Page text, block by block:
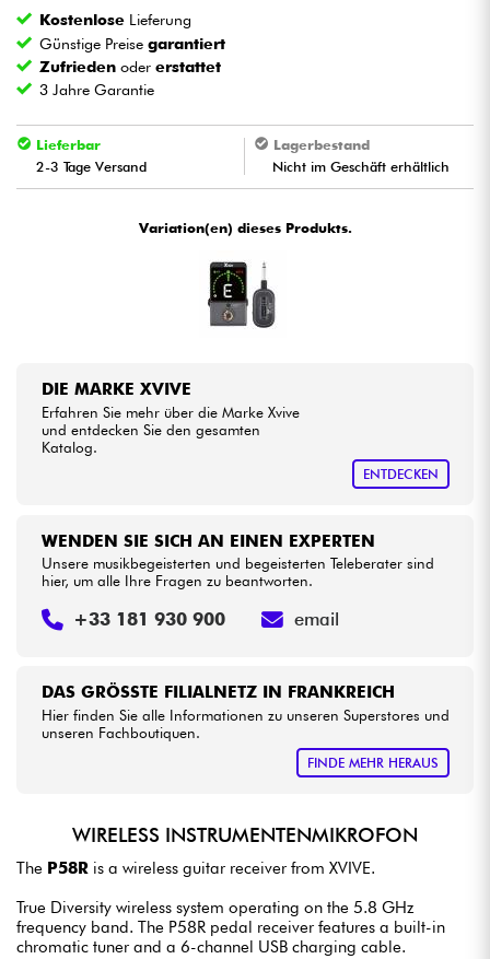
Blasinstrumente
Kinder
Kabel & Zubehöre
Sehen Sie sich unsere Marken an
Kostenlose Lieferung
Günstige Preisegarantiert
Zufrieden odererstattet
3 Jahre Garantie
Lieferbar
2-3 Tage Versand
Lagerbestand
Nicht im Geschäft erhältlich
Variation(en) dieses Produkts.
DIE MARKE XVIVE
Erfahren Sie mehr über die Marke Xvive
und entdecken Sie den gesamten
Katalog.
ENTDECKEN
DAS GRÖSSTE FILIALNETZ IN FRANKREICH
Hier finden Sie alle Informationen zu unseren Superstores und
unseren Fachboutiquen.
FINDE MEHR HERAUS
WENDEN SIE SICH AN EINEN EXPERTEN
Unsere musikbegeisterten und begeisterten Teleberater sind
hier, um alle Ihre Fragen zu beantworten.
+33 181 930 900 email
WIRELESS INSTRUMENTENMIKROFON
The P58R is a wireless guitar receiver from XVIVE.
True Diversity wireless system operating on the 5.8 GHz
frequency band. The P58R pedal receiver features a built-in
chromatic tuner and a 6-channel USB charging cable.